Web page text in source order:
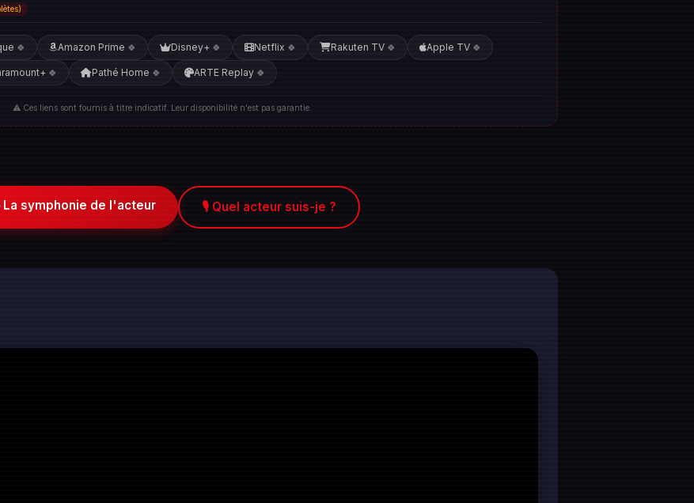
🍀 Amazon Prime 🍀 Disney+ 🍀 Netflix 🍀 Rakuten TV 🍀 Apple TV 🍀
🍀 Pathé Home 🍀 ARTE Replay 🍀
⚠️ Ces liens sont fournis à titre indicatif. Leur disponibilité n'est pas garantie.
La symphonie de l'acteur 🎙️ Quel acteur suis-je ?